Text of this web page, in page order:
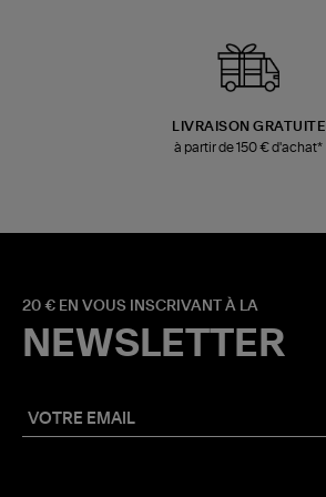
LIVRAISON GRATUITE
à partir de 150 € d'achat*
20 € EN VOUS INSCRIVANT À LA
NEWSLETTER